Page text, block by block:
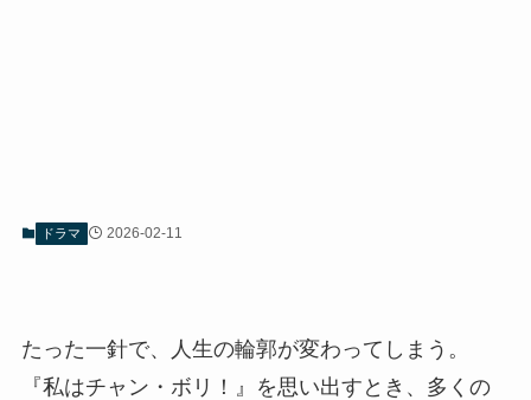
ドラマ 2026-02-11
たった一針で、人生の輪郭が変わってしまう。
『私はチャン・ボリ！』を思い出すとき、多くの